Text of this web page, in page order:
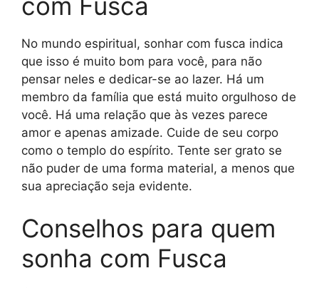
No mundo espiritual, sonhar com fusca indica
que isso é muito bom para você, para não
pensar neles e dedicar-se ao lazer. Há um
membro da família que está muito orgulhoso de
você. Há uma relação que às vezes parece
amor e apenas amizade. Cuide de seu corpo
como o templo do espírito. Tente ser grato se
não puder de uma forma material, a menos que
sua apreciação seja evidente.
Conselhos para quem
sonha com Fusca